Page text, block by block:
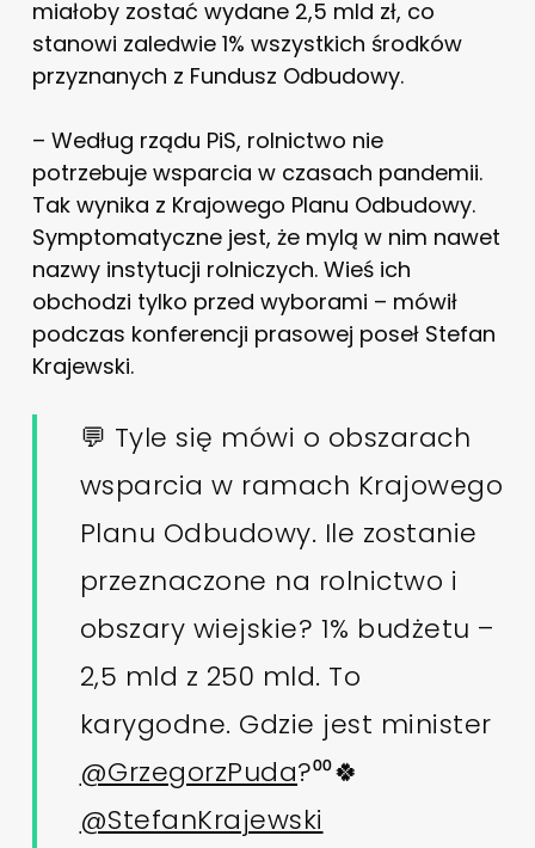
miałoby zostać wydane 2,5 mld zł, co
stanowi zaledwie 1% wszystkich środków
przyznanych z Fundusz Odbudowy.
– Według rządu PiS, rolnictwo nie
potrzebuje wsparcia w czasach pandemii.
Tak wynika z Krajowego Planu Odbudowy.
Symptomatyczne jest, że mylą w nim nawet
nazwy instytucji rolniczych. Wieś ich
obchodzi tylko przed wyborami – mówił
podczas konferencji prasowej poseł Stefan
Krajewski.
💬 Tyle się mówi o obszarach
wsparcia w ramach Krajowego
Planu Odbudowy. Ile zostanie
przeznaczone na rolnictwo i
obszary wiejskie? 1% budżetu –
2,5 mld z 250 mld. To
karygodne. Gdzie jest minister
@GrzegorzPuda?⁰⁰🍀
@StefanKrajewski